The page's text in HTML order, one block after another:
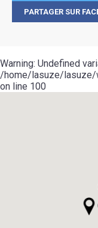
PARTAGER SUR
Warning: Undefined
/home/lasuze/lasuze/
on line 100